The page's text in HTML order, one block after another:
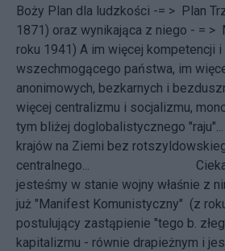
Boży Plan dla ludzkości -= > Plan
1871) oraz wynikająca z niego - = >
roku 1941) A im więcej kompetencji
wszechmogącego państwa, im
anonimowych, bezkarnych i
więcej centralizmu i socjalizmu,
tym bliżej doglobalistycznego
krajów na Ziemi bez
centralnego... Ciekawe,
jesteśmy w stanie wojny właśnie z
już "Manifest Komunistyczny" (z
postulujący zastąpienie "tego b.
kapitalizmu - równie drapieżnym i